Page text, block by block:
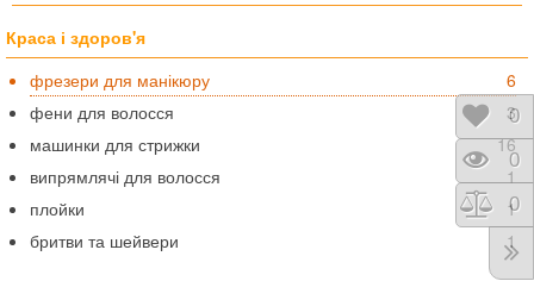
Краса і здоров'я
6
фрезери для манікюру
3
фени для волосся
16
машинки для стрижки
1
випрямлячі для волосся
1
плойки
1
бритви та шейвери
0
0
0